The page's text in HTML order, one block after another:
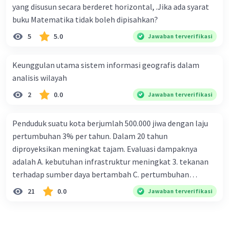
Beri Rating·0.0 (0) Balas
yang disusun secara berderet horizontal, .Jika ada syarat
buku Matematika tidak boleh dipisahkan?
5 5.0 Jawaban terverifikasi
Keunggulan utama sistem informasi geografis dalam
analisis wilayah
2 0.0 Jawaban terverifikasi
Penduduk suatu kota berjumlah 500.000 jiwa dengan laju
pertumbuhan 3% per tahun. Dalam 20 tahun
diproyeksikan meningkat tajam. Evaluasi dampaknya
adalah A. kebutuhan infrastruktur meningkat 3. tekanan
terhadap sumber daya bertambah C. pertumbuhan
eksponensial berdampak jangka panjang D. tidak
memengaruhi tata ruang E. proyeksi penduduk penting
21 0.0 Jawaban terverifikasi